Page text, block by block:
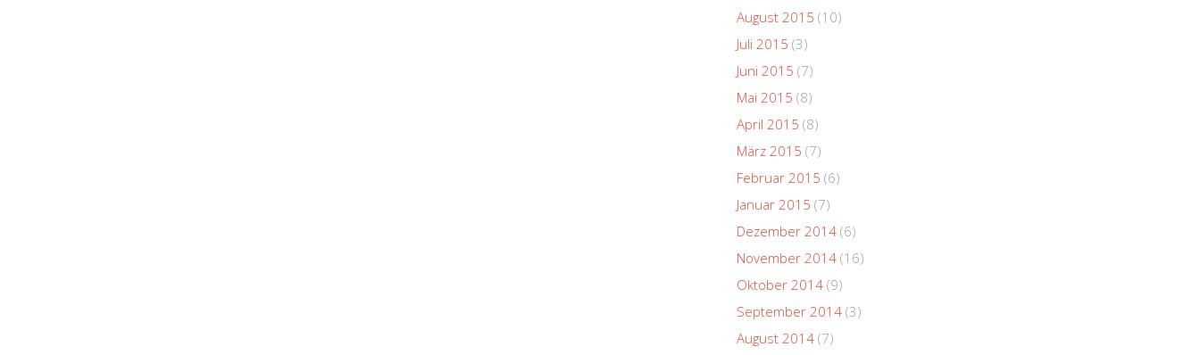
August 2015 (10)
Juli 2015 (3)
Juni 2015 (7)
Mai 2015 (8)
April 2015 (8)
März 2015 (7)
Februar 2015 (6)
Januar 2015 (7)
Dezember 2014 (6)
November 2014 (16)
Oktober 2014 (9)
September 2014 (3)
August 2014 (7)